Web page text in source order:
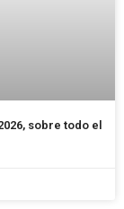
sobre todo el